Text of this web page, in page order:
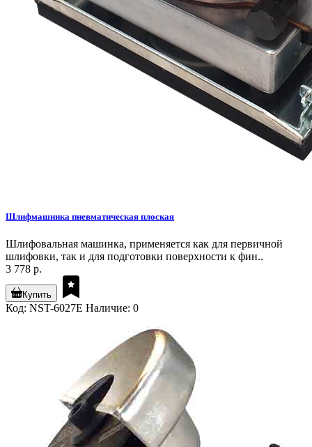
Шлифмашинка пневматическая плоская
Шлифовальная машинка, применяется как для первичной
шлифовки, так и для подготовки поверхности к фин..
3 778 р.
Купить
Код: NST-6027E Наличие: 0